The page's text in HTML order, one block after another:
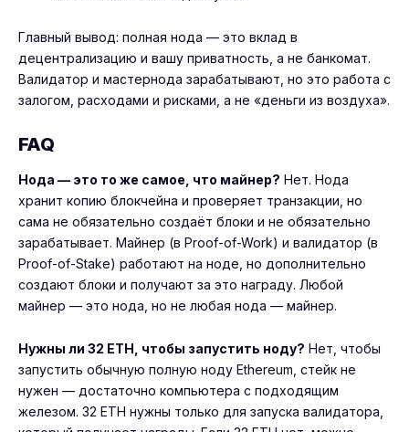
Главный вывод: полная нода — это вклад в
децентрализацию и вашу приватность, а не банкомат.
Валидатор и мастернода зарабатывают, но это работа с
залогом, расходами и рисками, а не «деньги из воздуха».
FAQ
Нода — это то же самое, что майнер? Нет. Нода
хранит копию блокчейна и проверяет транзакции, но
сама не обязательно создаёт блоки и не обязательно
зарабатывает. Майнер (в Proof-of-Work) и валидатор (в
Proof-of-Stake) работают на ноде, но дополнительно
создают блоки и получают за это награду. Любой
майнер — это нода, но не любая нода — майнер.
Нужны ли 32 ETH, чтобы запустить ноду? Нет, чтобы
запустить обычную полную ноду Ethereum, стейк не
нужен — достаточно компьютера с подходящим
железом. 32 ETH нужны только для запуска валидатора,